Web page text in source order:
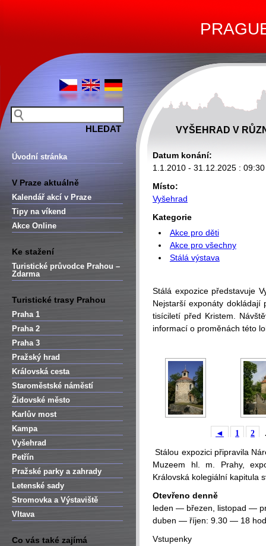
Úvodní stránka
V Praze aktuálně
Kalendář akcí v Praze
Tipy na víkend
Akce Online
Ke stažení
Turistické průvodce Prahou –
Zdarma
Turistické trasy Prahou
Praha 1
Praha 2
Praha 3
Pražský hrad
Královská cesta
Staroměstské náměstí
Židovské město
Karlův most
Kampa
Vyšehrad
Petřín
Pražské parky a zahrady
Letenské sady
Stromovka a Výstaviště
Vltava
Co vás také zajímá
VYŠEHRAD V
Datum konání:
1.1.2010 - 31.12.2025 :
Místo:
Vyšehrad
Kategorie
Akce pro děti
Akce pro všechny
Stálá výstava
Stálá expozice představuje
Nejstarší exponáty
tisíciletí před Kristem.
informací o proměnách této
◄ 1 2
Stálou expozici připravila
Muzeem hl. m. Prahy,
Královská kolegiální kapitula
Otevřeno denně
leden — březen, listopad —
duben — říjen: 9.30 — 18
Vstupenky